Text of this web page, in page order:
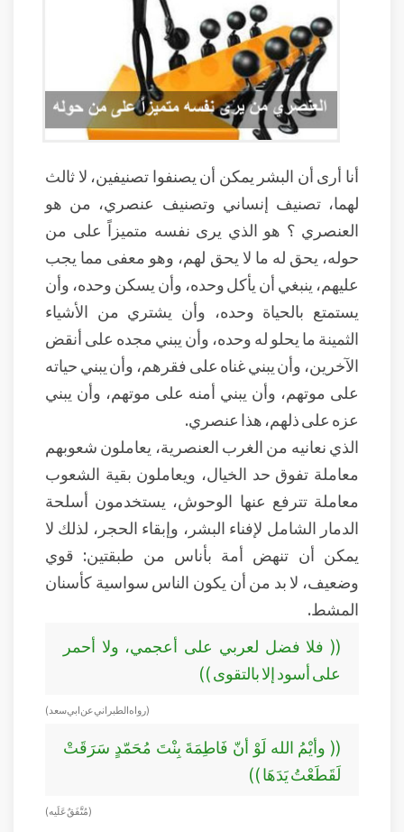
أنا أرى أن البشر يمكن أن يصنفوا تصنيفين، لا ثالث
لهما، تصنيف إنساني وتصنيف عنصري، من هو
العنصري ؟ هو الذي يرى نفسه متميزاً على من
حوله، يحق له ما لا يحق لهم، وهو معفى مما يجب
عليهم، ينبغي أن يأكل وحده، وأن يسكن وحده، وأن
يستمتع بالحياة وحده، وأن يشتري من الأشياء
الثمينة ما يحلو له وحده، وأن يبني مجده على أنقض
الآخرين، وأن يبني غناه على فقرهم، وأن يبني حياته
على موتهم، وأن يبني أمنه على موتهم، وأن يبني
عزه على ذلهم، هذا عنصري.
الذي نعانيه من الغرب العنصرية، يعاملون شعوبهم
معاملة تفوق حد الخيال، ويعاملون بقية الشعوب
معاملة تترفع عنها الوحوش، يستخدمون أسلحة
الدمار الشامل لإفناء البشر، وإبقاء الحجر، لذلك لا
يمكن أن تنهض أمة بأناس من طبقتين: قوي
وضعيف، لا بد من أن يكون الناس سواسية كأسنان
المشط.
(( فلا فضل لعربي على أعجمي، ولا أحمر
على أسود إلا بالتقوى ))
(رواه الطبراني عن ابي سعد )
(( وأيْمُ الله لَوْ أنّ فَاطِمَةَ بِنْتَ مُحَمّدٍ سَرَقَتْ
لَقَطَعْتُ يَدَهَا ))
(مُتَّفَقٌ عَلَيه )